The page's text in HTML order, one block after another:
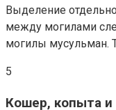
Выделение
между могилами
могилы мусульман.
5
Кошер, копыта